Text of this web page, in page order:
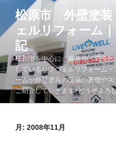
テ
ツ
へ
キ
ッ
松原市 外壁塗装
ェルリフォーム
記
松原市を中心に、藤井寺・羽曳
しているリブウェルリフォーム
ームや外壁塗装の現場の裏側や
ご紹介していきます♪どうぞよろ
月: 2008年11月